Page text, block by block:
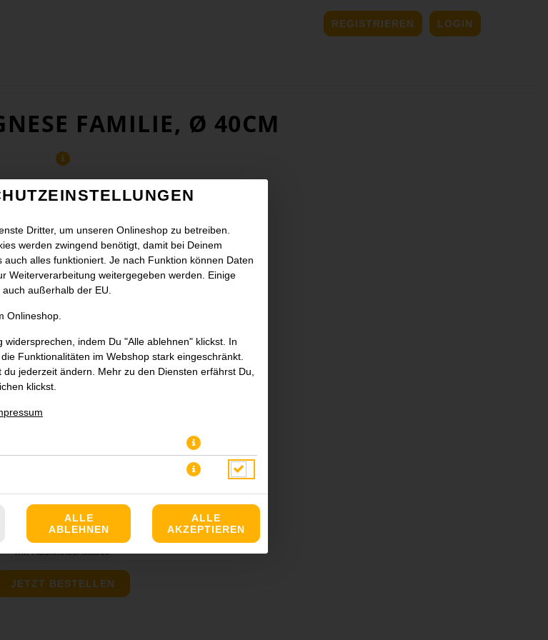
REGISTRIEREN LOGIN
FAMILIE, Ø 40CM
mit Hackfleischsauce
JETZT BESTELLEN
Dritter, um unseren Onlineshop zu betreiben.
werden zwingend benötigt, damit bei Deinem
auch alles funktioniert. Je nach Funktion können Daten
Weiterverarbeitung weitergegeben werden. Einige
außerhalb der EU.
Onlineshop.
widersprechen, indem Du "Alle ablehnen" klickst. In
Funktionalitäten im Webshop stark eingeschränkt.
jederzeit ändern. Mehr zu den Diensten erfährst Du,
klickst.
ALLE
ABLEHNEN
ALLE
AKZEPTIEREN